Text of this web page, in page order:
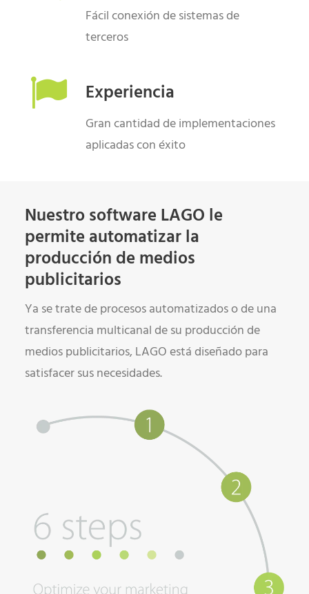
Fácil conexión de sistemas de
terceros
Experiencia
Gran cantidad de implementaciones
aplicadas con éxito
Nuestro software LAGO le
permite automatizar la
producción de medios
publicitarios
Ya se trate de procesos automatizados o de una
transferencia multicanal de su producción de
medios publicitarios, LAGO está diseñado para
satisfacer sus necesidades.